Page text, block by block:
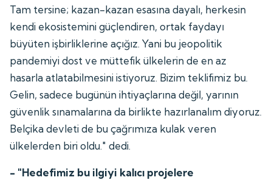
Tam tersine; kazan-kazan esasına dayalı, herkesin
kendi ekosistemini güçlendiren, ortak faydayı
büyüten işbirliklerine açığız. Yani bu jeopolitik
pandemiyi dost ve müttefik ülkelerin de en az
hasarla atlatabilmesini istiyoruz. Bizim teklifimiz bu.
Gelin, sadece bugünün ihtiyaçlarına değil, yarının
güvenlik sınamalarına da birlikte hazırlanalım diyoruz.
Belçika devleti de bu çağrımıza kulak veren
ülkelerden biri oldu." dedi.
- "Hedefimiz bu ilgiyi kalıcı projelere